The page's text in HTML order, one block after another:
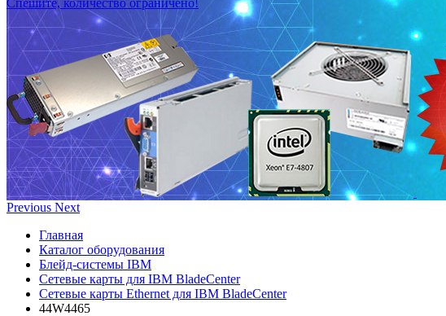
Спешите, количество ограничено!
Previous Next
Главная
Каталог оборудования
Блейд-системы IBM
Сетевые карты для IBM BladeCenter
Сетевые карты Ethernet для IBM BladeCenter
44W4465